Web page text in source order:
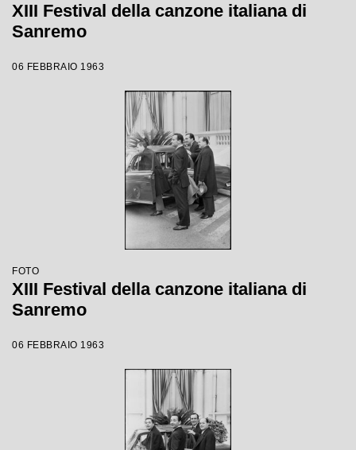
XIII Festival della canzone italiana di
Sanremo
06 FEBBRAIO 1963
FOTO
XIII Festival della canzone italiana di
Sanremo
06 FEBBRAIO 1963